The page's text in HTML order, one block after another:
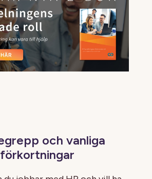
och vanliga
förkortningar